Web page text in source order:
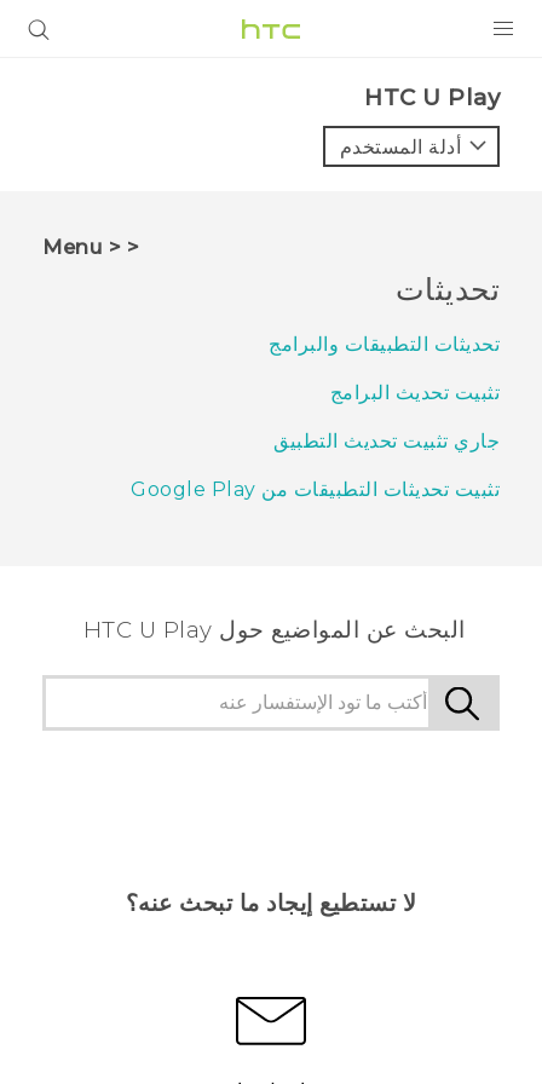
VIVE
VIVERSE
البرامج + التطبيقات
الدعم
أجهزة HTC والملحقات
HTC U Play‎
أدلة المستخدم
< < Menu
تحديثات
تحديثات التطبيقات والبرامج
تثبيت تحديث البرامج
جاري تثبيت تحديث التطبيق
تثبيت تحديثات التطبيقات من Google Play
البحث عن المواضيع حول HTC U Play
لا تستطيع إيجاد ما تبحث عنه؟